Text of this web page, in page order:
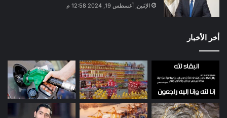
الإثنين, أغسطس 19, 2024 12:58 م
أخر الأخبار